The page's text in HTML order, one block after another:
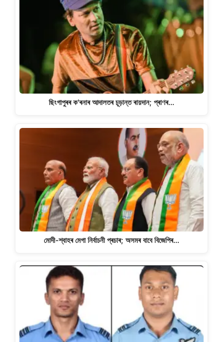
ছিংগাপুৰৰ ক'ৰনাৰ আদালতৰ চূড়ান্ত ৰায়দান; প্ৰাণৰ…
মোদী-শ্বাহৰ মেগা নিৰ্বাচনী প্ৰচাৰ; অসমৰ বাবে বিজেপিৰ…